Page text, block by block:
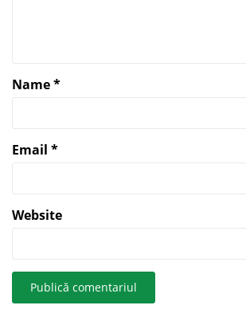
Name*
Email *
Website